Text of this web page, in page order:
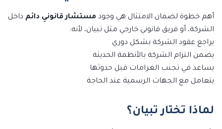
أهم خطوة لضمان الامتثال هي وجود مستشار قانوني دائم داخل
الشركة، أو فريق قانوني خارجي مثل تبيان، لأنه:
يراجع عقود الشركة بشكل دوري
يضمن التزام الشركة بالأنظمة الحديثة
يساعد في تجنب الغرامات قبل حدوثها
يتعامل مع الجهات الرسمية عند الحاجة
لماذا تختار تبيان؟